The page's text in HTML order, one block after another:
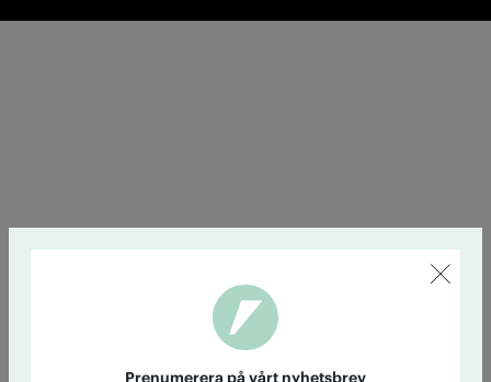
Prenumerera på vårt nyhetsbrev